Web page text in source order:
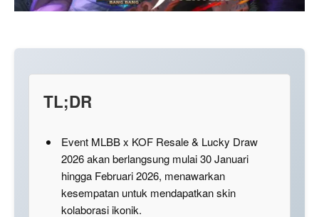
TL;DR
Event MLBB x KOF Resale & Lucky Draw
2026 akan berlangsung mulai 30 Januari
hingga Februari 2026, menawarkan
kesempatan untuk mendapatkan skin
kolaborasi ikonik.